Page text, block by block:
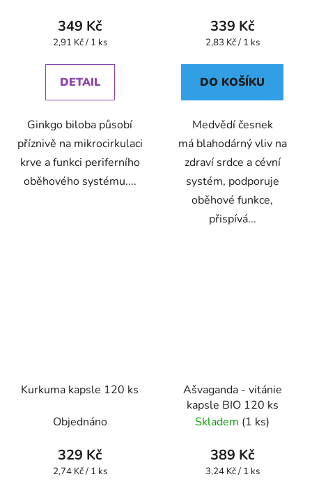
349 Kč
Měrná
2,91 Kč / 1 ks
DETAIL
Ginkgo biloba působí
příznivě na mikrocirkulaci
krve a funkci periferního
oběhového systému....
339 Kč
Měrná
2,83 Kč / 1 ks
DO KOŠÍKU
Medvědí česnek
má blahodárný vliv na
zdraví srdce a cévní
systém, podporuje
oběhové funkce,
přispívá...
Kurkuma kapsle 120 ks
Objednáno
329 Kč
Měrná
2,74 Kč / 1 ks
Ašvaganda - vitánie
kapsle BIO 120 ks
Skladem (1 ks)
389 Kč
Měrná
3,24 Kč / 1 ks